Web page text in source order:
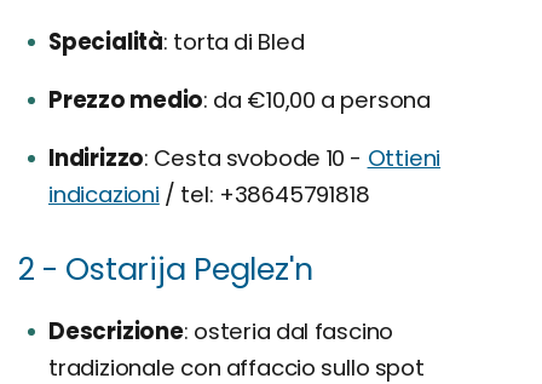
Specialità torta di Bled
Prezzo medio da €10,00 a persona
Indirizzo Cesta svobode 10 - Ottieni
indicazioni / tel: +38645791818
2 - Ostarija Peglez'n
Descrizione osteria dal fascino
tradizionale con affaccio sullo spot